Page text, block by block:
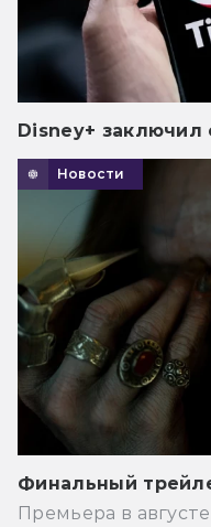
Disney+ заключил
Новости
Финальный
Премьера в